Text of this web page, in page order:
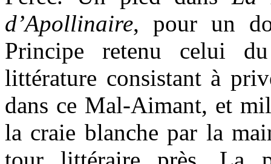
d’Apollinaire, pour un
Principe retenu celui
littérature consistant à
dans ce Mal-Aimant, et
la craie blanche par la